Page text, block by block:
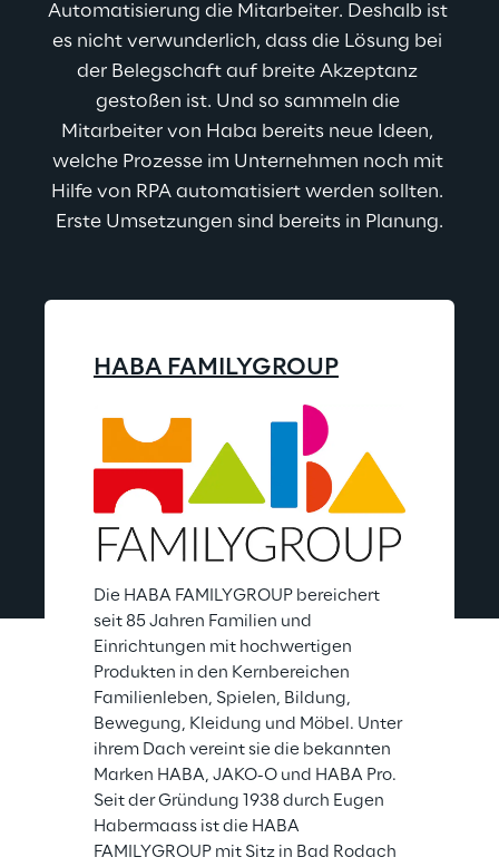
Automatisierung die Mitarbeiter. Deshalb ist
es nicht verwunderlich, dass die Lösung bei
der Belegschaft auf breite Akzeptanz
gestoßen ist. Und so sammeln die
Mitarbeiter von Haba bereits neue Ideen,
welche Prozesse im Unternehmen noch mit
Hilfe von RPA automatisiert werden sollten.
Erste Umsetzungen sind bereits in Planung.
HABA FAMILYGROUP
Die HABA FAMILYGROUP bereichert
seit 85 Jahren Familien und
Einrichtungen mit hochwertigen
Produkten in den Kernbereichen
Familienleben, Spielen, Bildung,
Bewegung, Kleidung und Möbel. Unter
ihrem Dach vereint sie die bekannten
Marken HABA, JAKO-O und HABA Pro.
Seit der Gründung 1938 durch Eugen
Habermaass ist die HABA
FAMILYGROUP mit Sitz in Bad Rodach